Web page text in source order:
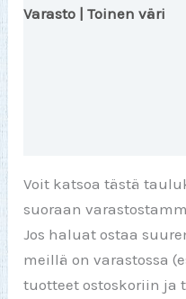
Varasto | Toinen väri
Voit katsoa tästä
suoraan
Jos haluat ostaa
meillä on varastossa
tuotteet ostoskoriin ja